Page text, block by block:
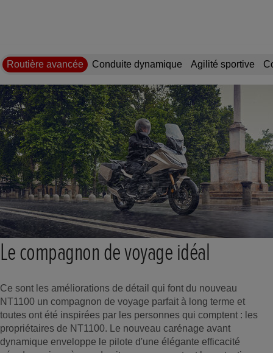
Routière avancée Conduite dynamique Agilité sportive
Le compagnon de voyage idéal
Ce sont les améliorations de détail qui font du nouveau
NT1100 un compagnon de voyage parfait à long terme et
toutes ont été inspirées par les personnes qui comptent : les
propriétaires de NT1100. Le nouveau carénage avant
dynamique enveloppe le pilote d'une élégante efficacité